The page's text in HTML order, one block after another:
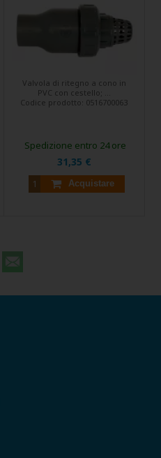
Valvola di ritegno a cono in
PVC con cestello; ...
Codice prodotto: 0516700063
31,35 €
Acquistare
Spedizione entro 24 ore